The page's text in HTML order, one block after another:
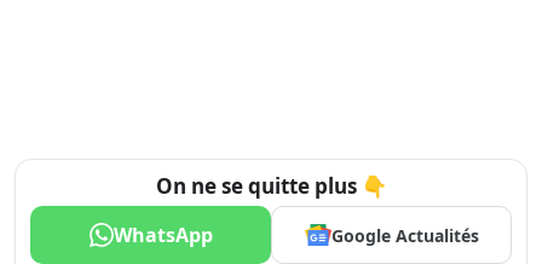
On ne se quitte plus 👇
WhatsApp Google Actualités